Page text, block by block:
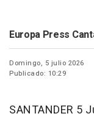
Europa Press
Domingo, 5 julio 2026
Publicado: 10:29
SANTANDER 5